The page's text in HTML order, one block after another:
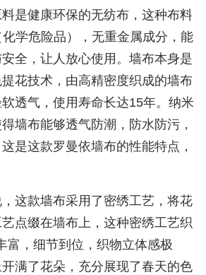
是健康环保的无纺布，这种布料
学危险品），无重金属成分，能
全，让人放心使用。墙布本身是
花技术，由高精密度织成的墙布
透气，使用寿命长达15年。纳米
墙布能够透气防潮，防水防污，
是这款罗曼依墙布的性能特点，
这款墙布采用了密绣工艺，将花
点缀在墙布上，这种密绣工艺织
富，细节到位，织物立体感极
满了花朵，充分展现了春天的色